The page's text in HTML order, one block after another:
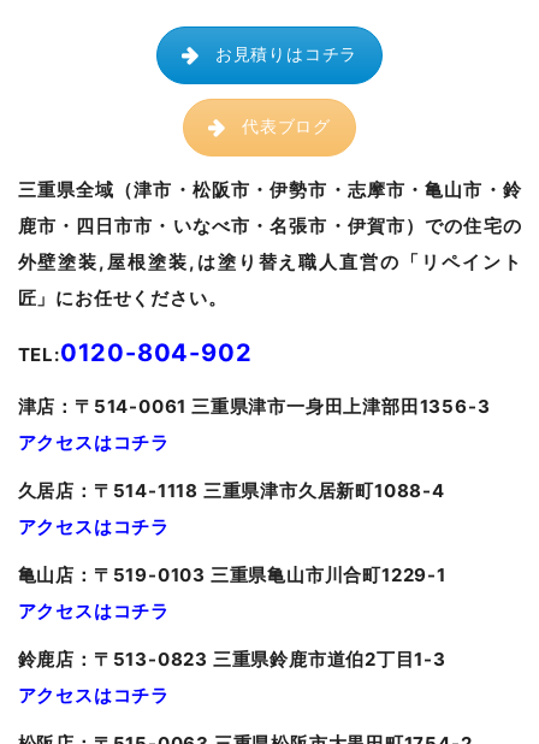
お見積りはコチラ
代表ブログ
三重県全域（津市・松阪市・伊勢市・志摩市・亀山市・鈴
鹿市・四日市市・いなべ市・名張市・伊賀市）での住宅の
外壁塗装,屋根塗装,は塗り替え職人直営の「リペイント
匠」にお任せください。
TEL:0120-804-902
津店：〒514-0061 三重県津市一身田上津部田1356-3
アクセスはコチラ
久居店：〒514-1118 三重県津市久居新町1088-4
アクセスはコチラ
亀山 店：〒519-0103 三重県亀山市川合町1229-1
アクセスはコチラ
鈴鹿店：〒513-0823 三重県鈴鹿市道伯2丁目1-3
アクセスはコチラ